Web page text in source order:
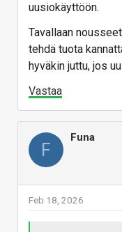
uusiokäyttöön.
Tavallaan
tehdä tuota
hyväkin juttu, jos
Vastaa
F
Funa
Feb 18, 2026